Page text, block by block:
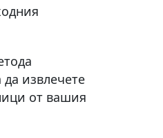
да извлечете
от вашия